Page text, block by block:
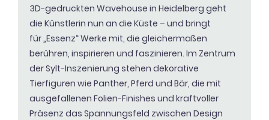
3D-gedruckten Wavehouse in Heidelberg geht
die Künstlerin nun an die Küste – und bringt
für„Essenz“Werke mit, die gleichermaßen
berühren, inspirieren und faszinieren. Im Zentrum
der Sylt-Inszenierung stehen dekorative
Tierfiguren wie Panther, Pferd und Bär, die mit
ausgefallenen Folien-Finishes und kraftvoller
Präsenz das Spannungsfeld zwischen Design